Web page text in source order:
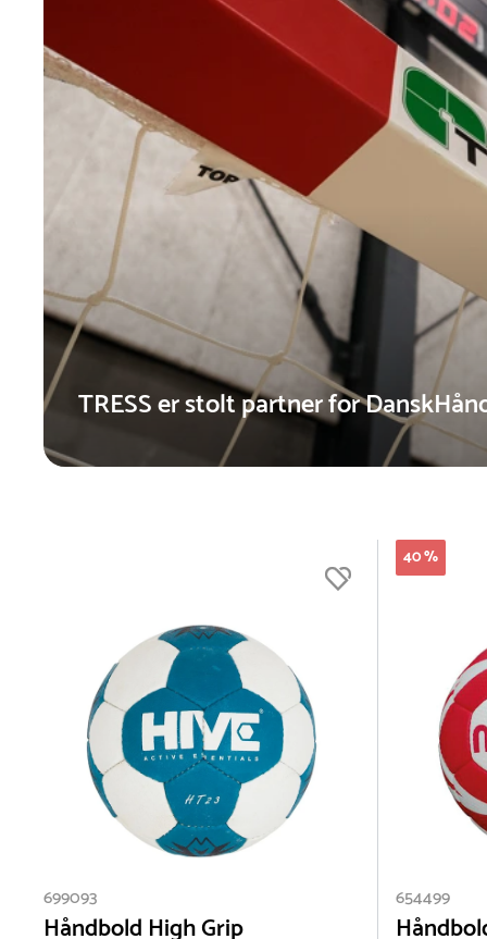
TRESS er stolt partner for
699093
Håndbold High Grip
40 %
654499